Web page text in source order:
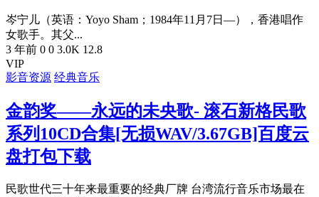
岑宁儿（英语：Yoyo Sham；1984年11月7日—），香港唱作
女歌手。其父...
3 年前 0 0 3.0K 12.8
VIP
影音资源 经典音乐
金韵奖——永远的未央歌- 滚石新格民歌
系列10CD合集[无损WAV/3.67GB]百度云
盘打包下载
民歌世代三十年来最重要的经典厂牌 台湾流行音乐市场最在